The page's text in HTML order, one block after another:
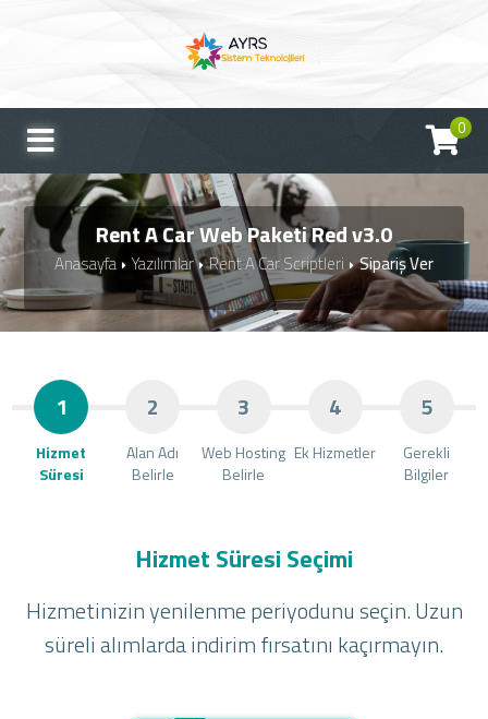
0
Rent A Car Web Paketi Red v3.0
Anasayfa Yazılımlar Rent A Car Scriptleri Sipariş Ver
1
Hizmet
Süresi
2
Alan Adı
Belirle
3
Web Hosting
Belirle
4
Ek Hizmetler
5
Gerekli
Bilgiler
Hizmet Süresi Seçimi
Hizmetinizin yenilenme periyodunu seçin. Uzun
süreli alımlarda indirim fırsatını kaçırmayın.